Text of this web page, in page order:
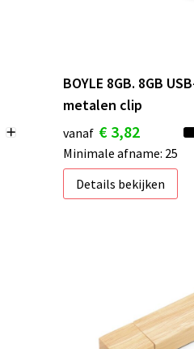
BOYLE 8GB. 8GB
metalen clip
vanaf € 3,82
Minimale afname: 25
Details bekijken